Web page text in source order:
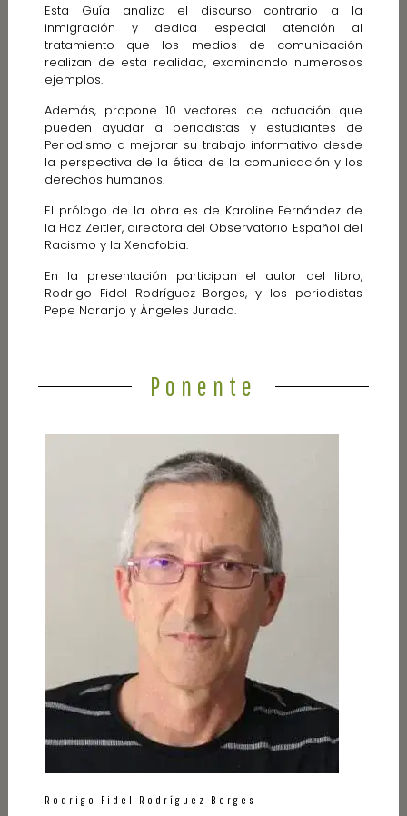
Esta Guía analiza el discurso contrario a la
inmigración y dedica especial atención al
tratamiento que los medios de comunicación
realizan de esta realidad, examinando numerosos
ejemplos.
Además, propone 10 vectores de actuación que
pueden ayudar a periodistas y estudiantes de
Periodismo a mejorar su trabajo informativo desde
la perspectiva de la ética de la comunicación y los
derechos humanos.
El prólogo de la obra es de Karoline Fernández de
la Hoz Zeitler, directora del Observatorio Español del
Racismo y la Xenofobia.
En la presentación participan el autor del libro,
Rodrigo Fidel Rodríguez Borges, y los periodistas
Pepe Naranjo y Ángeles Jurado.
Ponente
Rodrigo Fidel Rodríguez Borges